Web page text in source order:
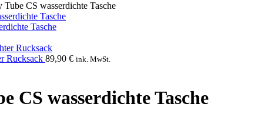
Tube CS wasserdichte Tasche
Tasche
Rucksack 89,90 € ink. MwSt.
CS wasserdichte Tasche